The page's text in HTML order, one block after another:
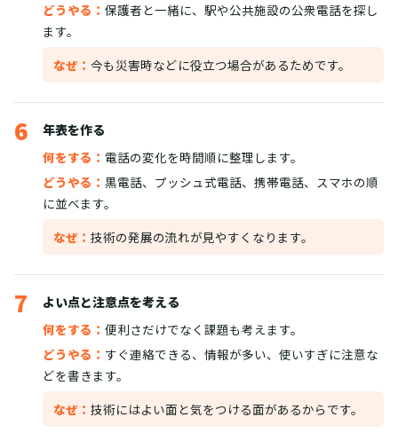
どうやる： 保護者と一緒に、駅や公共施設の公衆電話を探し
ます。
なぜ： 今も災害時などに役立つ場合があるためです。
6
年表を作る
何をする： 電話の変化を時間順に整理します。
どうやる： 黒電話、プッシュ式電話、携帯電話、スマホの順
に並べます。
なぜ： 技術の発展の流れが見やすくなります。
7
よい点と注意点を考える
何をする： 便利さだけでなく課題も考えます。
どうやる： すぐ連絡できる、情報が多い、使いすぎに注意な
どを書きます。
なぜ： 技術にはよい面と気をつける面があるからです。